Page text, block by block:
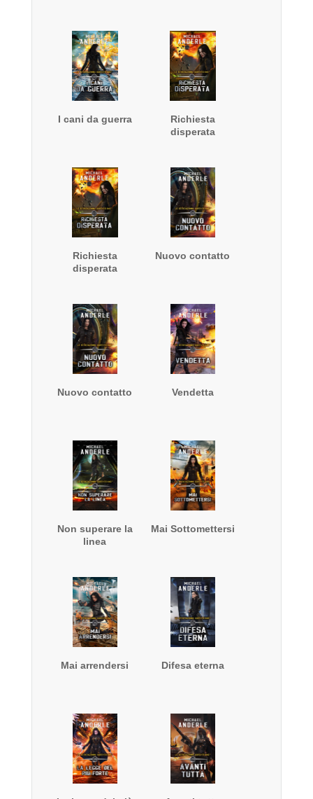
I cani da guerra
Richiesta
disperata
Richiesta
disperata
Nuovo contatto
Nuovo contatto Vendetta
Non superare la
linea
Mai Sottomettersi
Mai arrendersi Difesa eterna